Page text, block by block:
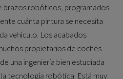
brazos robóticos, programados
cuánta pintura se necesita
vehículo. Los acabados
propietarios de coches
una ingeniería bien estudiada
tecnología robótica. Está muy